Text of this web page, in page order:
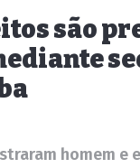
são
homem e